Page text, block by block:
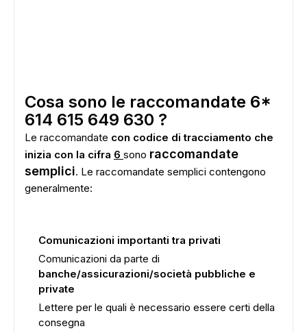
Cosa sono le raccomandate 6*
614 615 649 630 ?
Le raccomandate con codice di tracciamento che
inizia con la cifra 6 sono raccomandate
semplici. Le raccomandate semplici contengono
generalmente:
Comunicazioni importanti tra privati
Comunicazioni da parte di
banche/assicurazioni/società pubbliche e
private
Lettere per le quali è necessario essere certi della
consegna